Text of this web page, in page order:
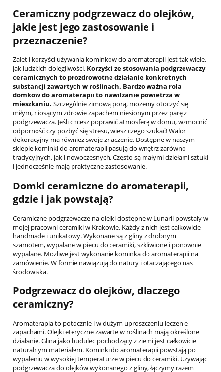
Ceramiczny podgrzewacz do olejków,
jakie jest jego zastosowanie i
przeznaczenie?
Zalet i korzyści używania kominków do aromaterapii jest tak wiele,
jak ludzkich dolegliwości. Korzyści ze stosowania podgrzewaczy
ceramicznych to prozdrowotne działanie konkretnych
substancji zawartych w roślinach. Bardzo ważna rola
domków do aromaterapii to nawilżanie powietrza w
mieszkaniu. Szczególnie zimową porą, możemy otoczyć się
miłym, niosącym zdrowie zapachem niesionym przez parę z
podgrzewacza. Jeśli chcesz poprawić atmosferę w domu, wzmocnić
odporność czy pozbyć się stresu, wiesz czego szukać! Walor
dekoracyjny ma również swoje znaczenie. Dostępne w naszym
sklepie kominki do aromaterapii pasują do wnętrz zarówno
tradycyjnych, jak i nowoczesnych. Często są małymi dziełami sztuki
i jednocześnie mają praktyczne zastosowanie.
Domki ceramiczne do aromaterapii,
gdzie i jak powstają?
Ceramiczne podgrzewacze na olejki dostępne w Lunarii powstały w
mojej pracowni ceramiki w Krakowie. Każdy z nich jest całkowicie
handmade i unikatowy. Wykonane są z gliny z drobnym
szamotem, wypalane w piecu do ceramiki, szkliwione i ponownie
wypalane. Możliwe jest wykonanie kominka do aromaterapii na
zamówienie. W formie nawiązują do natury i otaczającego nas
środowiska.
Podgrzewacz do olejków, dlaczego
ceramiczny?
Aromaterapia to potocznie i w dużym uproszczeniu leczenie
zapachami. Olejki eteryczne zawarte w roślinach mają określone
działanie. Glina jako budulec pochodzący z ziemi jest całkowicie
naturalnym materiałem. Kominki do aromaterapii powstają po
wypaleniu w wysokiej temperaturze w piecu do ceramiki. Używając
podgrzewacza do olejków wykonanego z gliny, łączymy razem